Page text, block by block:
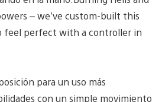
– we’ve custom-built this
feel perfect with a controller in
para un uso más
con un simple movimiento